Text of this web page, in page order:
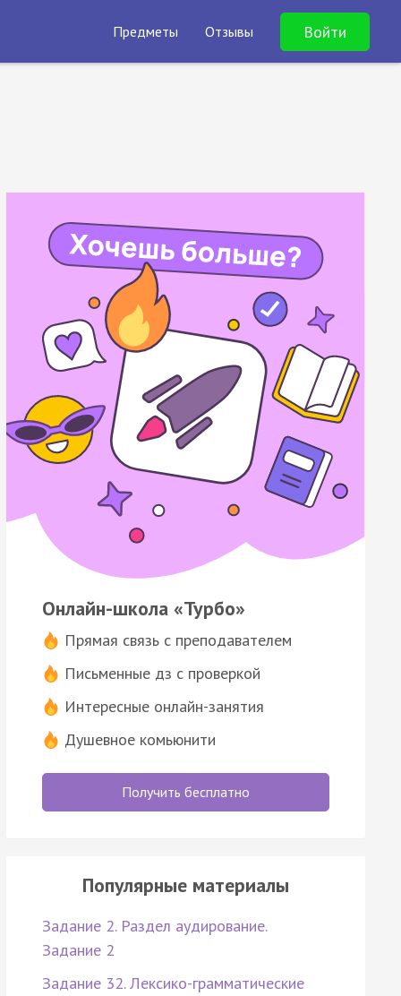
Предметы Отзывы Войти
Онлайн-школа «Турбо»
Прямая связь с преподавателем
Письменные дз с проверкой
Интересные онлайн-занятия
Душевное комьюнити
Получить бесплатно
Популярные материалы
Задание 2. Раздел аудирование.
Задание 2
Задание 32. Лексико-грамматические